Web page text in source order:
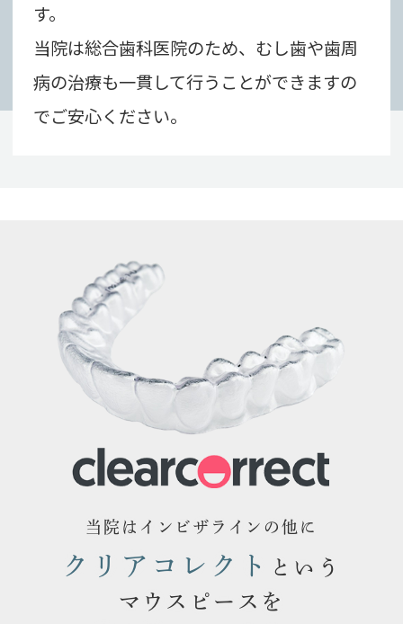
す。
当院は総合歯科医院のため、むし歯や歯周
病の治療も一貫して行うことができますの
でご安心ください。
当院はインビザラインの他に
クリアコレクト
という
マウスピースを